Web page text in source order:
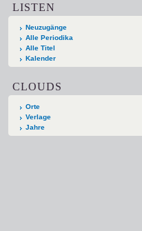
LISTEN
Neuzugänge
Alle Periodika
Alle Titel
Kalender
CLOUDS
Orte
Verlage
Jahre